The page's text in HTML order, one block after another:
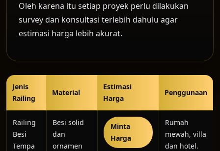
Oleh karena itu setiap proyek perlu dilakukan
survey dan konsultasi terlebih dahulu agar
estimasi harga lebih akurat.
Jenis
Railing
Material
Estimasi
Harga
Penggunaan
Railing
Besi
Tempa
Besi solid
dan
ornamen
Minta
Harga
Rumah
mewah, villa
dan hotel.